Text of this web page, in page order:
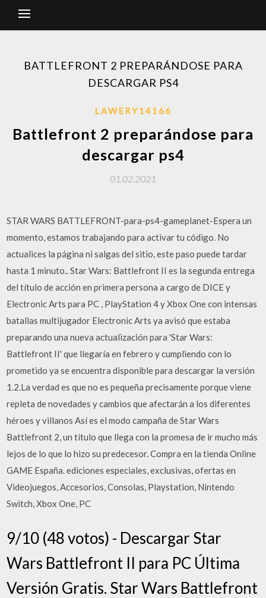
BATTLEFRONT 2 PREPARÁNDOSE PARA
DESCARGAR PS4
LAWERY14166
Battlefront 2 preparándose para
descargar ps4
01.02.2021
STAR WARS BATTLEFRONT-para-ps4-gameplanet-Espera un
momento, estamos trabajando para activar tu código. No
actualices la página ni salgas del sitio, este paso puede tardar
hasta 1 minuto.. Star Wars: Battlefront II es la segunda entrega
del título de acción en primera persona a cargo de DICE y
Electronic Arts para PC , PlayStation 4 y Xbox One con intensas
batallas multijugador Electronic Arts ya avisó que estaba
preparando una nueva actualización para 'Star Wars:
Battlefront II' que llegaría en febrero y cumpliendo con lo
prometido ya se encuentra disponible para descargar la versión
1.2.La verdad es que no es pequeña precisamente porque viene
repleta de novedades y cambios que afectarán a los diferentes
héroes y villanos Así es el modo campaña de Star Wars
Battlefront 2, un título que llega con la promesa de ir mucho más
lejos de lo que lo hizo su predecesor. Compra en la tienda Online
GAME España. ediciones especiales, exclusivas, ofertas en
Videojuegos, Accesorios, Consolas, Playstation, Nintendo
Switch, Xbox One, PC
9/10 (48 votos) - Descargar Star
Wars Battlefront II para PC Última
Versión Gratis. Star Wars Battlefront